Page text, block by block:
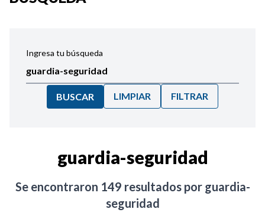
Ingresa tu búsqueda
BUSCAR LIMPIAR FILTRAR
guardia-seguridad
Se encontraron 149 resultados por guardia-
seguridad